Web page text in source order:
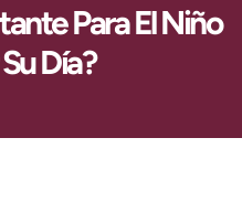
Para El Niño
Día?